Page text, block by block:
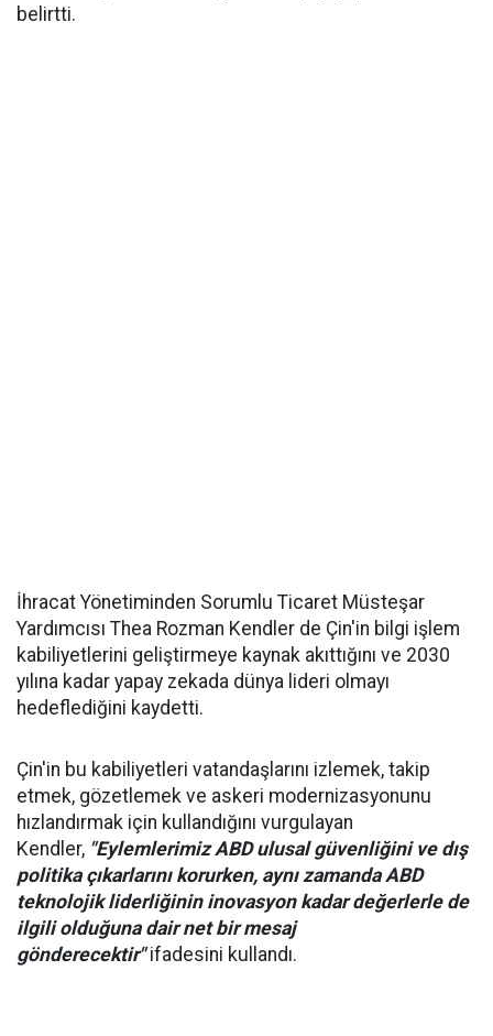
belirtti.
İhracat Yönetiminden Sorumlu Ticaret Müsteşar
Yardımcısı Thea Rozman Kendler de Çin'in bilgi işlem
kabiliyetlerini geliştirmeye kaynak akıttığını ve 2030
yılına kadar yapay zekada dünya lideri olmayı
hedeflediğini kaydetti.
Çin'in bu kabiliyetleri vatandaşlarını izlemek, takip
etmek, gözetlemek ve askeri modernizasyonunu
hızlandırmak için kullandığını vurgulayan
Kendler, "Eylemlerimiz ABD ulusal güvenliğini ve dış
politika çıkarlarını korurken, aynı zamanda ABD
teknolojik liderliğinin inovasyon kadar değerlerle de
ilgili olduğuna dair net bir mesaj
gönderecektir"ifadesini kullandı.